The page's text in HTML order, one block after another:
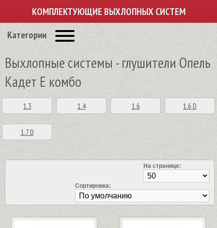
КОМПЛЕКТУЮЩИЕ ВЫХЛОПНЫХ СИСТЕМ
Категории
Выхлопные системы - глушители Опель
Кадет Е комбо
1.3 1.4 1.6 1.6 D
1.7 D
На странице:
Сортировка: